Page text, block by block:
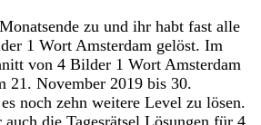
zu und ihr habt fast alle
1 Wort Amsterdam gelöst. Im
von 4 Bilder 1 Wort Amsterdam
21. November 2019 bis 30.
noch zehn weitere Level zu lösen.